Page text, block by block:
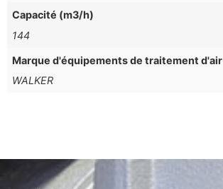
Capacité (m3/h)
144
Marque d'équipements de traitement d'air
WALKER